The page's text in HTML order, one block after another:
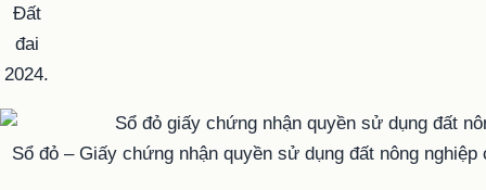
Đất
đai
2024.
Sổ đỏ – Giấy chứng nhận quyền sử dụng đất nông